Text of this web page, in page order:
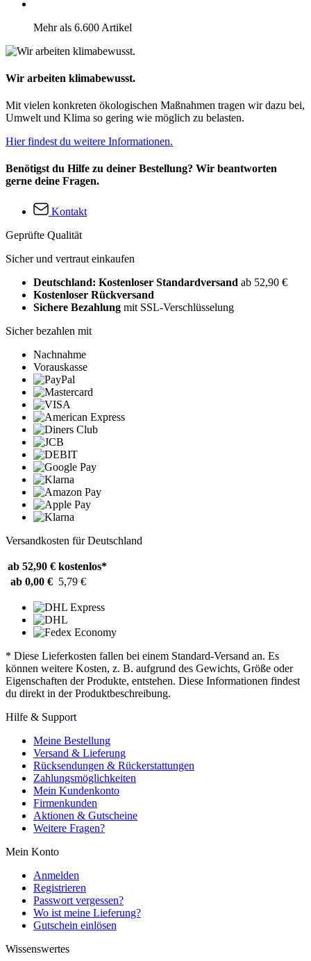
Mehr als 6.600 Artikel
Wir arbeiten klimabewusst.
Mit vielen konkreten ökologischen Maßnahmen tragen wir dazu bei,
Umwelt und Klima so gering wie möglich zu belasten.
Hier findest du weitere Informationen.
Benötigst du Hilfe zu deiner Bestellung? Wir beantworten
gerne deine Fragen.
Kontakt
Geprüfte Qualität
Sicher und vertraut einkaufen
Deutschland: Kostenloser Standardversand ab 52,90 €
Kostenloser Rückversand
Sichere Bezahlung mit SSL-Verschlüsselung
Sicher bezahlen mit
Nachnahme
Vorauskasse
Versandkosten für Deutschland
ab 52,90 € kostenlos*
ab 0,00 € 5,79 €
* Diese Lieferkosten fallen bei einem Standard-Versand an. Es
können weitere Kosten, z. B. aufgrund des Gewichts, Größe oder
Eigenschaften der Produkte, entstehen. Diese Informationen findest
du direkt in der Produktbeschreibung.
Hilfe & Support
Meine Bestellung
Versand & Lieferung
Rücksendungen & Rückerstattungen
Zahlungsmöglichkeiten
Mein Kundenkonto
Firmenkunden
Aktionen & Gutscheine
Weitere Fragen?
Mein Konto
Anmelden
Registrieren
Passwort vergessen?
Wo ist meine Lieferung?
Gutschein einlösen
Wissenswertes